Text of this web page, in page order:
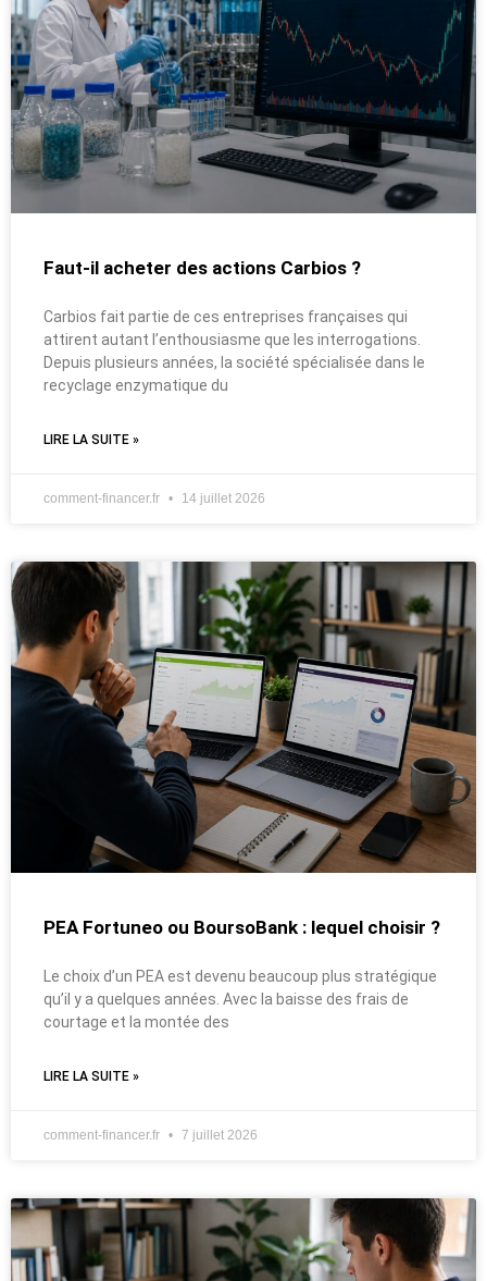
Faut-il acheter des actions Carbios ?
Carbios fait partie de ces entreprises françaises qui
attirent autant l’enthousiasme que les interrogations.
Depuis plusieurs années, la société spécialisée dans le
recyclage enzymatique du
LIRE LA SUITE »
comment-financer.fr 14 juillet 2026
PEA Fortuneo ou BoursoBank : lequel choisir ?
Le choix d’un PEA est devenu beaucoup plus stratégique
qu’il y a quelques années. Avec la baisse des frais de
courtage et la montée des
LIRE LA SUITE »
comment-financer.fr 7 juillet 2026